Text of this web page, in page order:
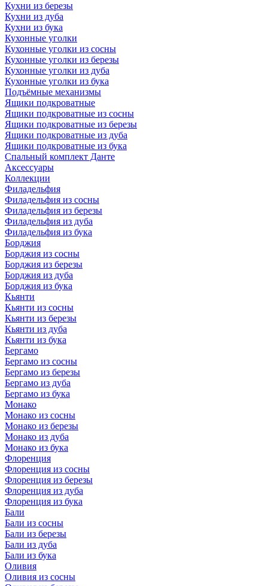
Кухни из березы
Кухни из дуба
Кухни из бука
Кухонные уголки
Кухонные уголки из сосны
Кухонные уголки из березы
Кухонные уголки из дуба
Кухонные уголки из бука
Подъёмные механизмы
Ящики подкроватные
Ящики подкроватные из сосны
Ящики подкроватные из березы
Ящики подкроватные из дуба
Ящики подкроватные из бука
Спальный комплект Данте
Аксессуары
Коллекции
Филадельфия
Филадельфия из сосны
Филадельфия из березы
Филадельфия из дуба
Филадельфия из бука
Борджия
Борджия из сосны
Борджия из березы
Борджия из дуба
Борджия из бука
Кьянти
Кьянти из сосны
Кьянти из березы
Кьянти из дуба
Кьянти из бука
Бергамо
Бергамо из сосны
Бергамо из березы
Бергамо из дуба
Бергамо из бука
Монако
Монако из сосны
Монако из березы
Монако из дуба
Монако из бука
Флоренция
Флоренция из сосны
Флоренция из березы
Флоренция из дуба
Флоренция из бука
Бали
Бали из сосны
Бали из березы
Бали из дуба
Бали из бука
Оливия
Оливия из сосны